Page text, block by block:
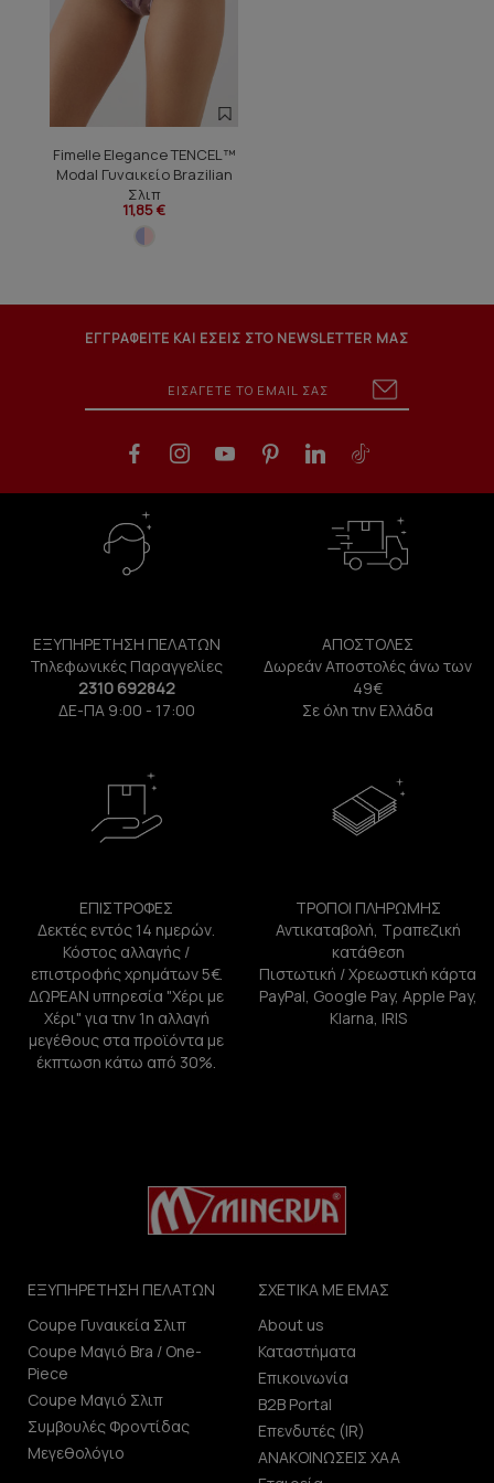
Fimelle Elegance TENCEL™
Modal Γυναικείο Brazilian
Σλιπ
11,85 €
ΕΓΓΡΑΦΕΙΤΕ ΚΑΙ ΕΣΕΙΣ ΣΤΟ NEWSLETTER ΜΑΣ
ΕΞΥΠΗΡΕΤΗΣΗ ΠΕΛΑΤΩΝ
Τηλεφωνικές Παραγγελίες
2310 692842
ΔΕ-ΠΑ 9:00 - 17:00
ΑΠΟΣΤΟΛΕΣ
Δωρεάν Αποστολές άνω των
49€
Σε όλη την Ελλάδα
ΕΠΙΣΤΡΟΦΕΣ
Δεκτές εντός 14 ημερών.
Κόστος αλλαγής /
επιστροφής χρημάτων 5€.
ΔΩΡΕΑΝ υπηρεσία "Χέρι με
Χέρι" για την 1η αλλαγή
μεγέθους στα προϊόντα με
έκπτωση κάτω από 30%.
ΤΡΟΠΟΙ ΠΛΗΡΩΜΗΣ
Αντικαταβολή, Τραπεζική
κατάθεση
Πιστωτική / Χρεωστική κάρτα
PayPal, Google Pay, Apple Pay,
Klarna, IRIS
ΕΞΥΠΗΡΕΤΗΣΗ ΠΕΛΑΤΩΝ
Coupe Γυναικεία Σλιπ
Coupe Μαγιό Bra / One-
Piece
Coupe Μαγιό Σλιπ
Συμβουλές Φροντίδας
Μεγεθολόγιο
ΣΧΕΤΙΚΑ ΜΕ ΕΜΑΣ
About us
Καταστήματα
Επικοινωνία
B2B Portal
Επενδυτές (IR)
ΑΝΑΚΟΙΝΩΣΕΙΣ ΧΑΑ